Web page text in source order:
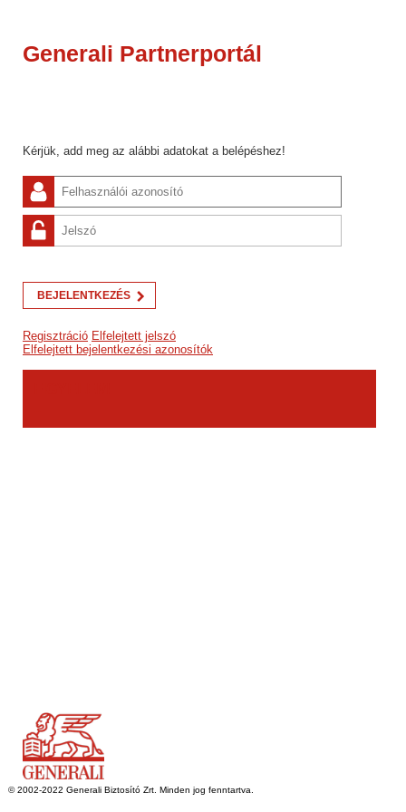
Generali Partnerportál
BEJELENTKEZÉS
Regisztráció Elfelejtett jelszó
Elfelejtett bejelentkezési azonosítók
© 2016 Microsoft